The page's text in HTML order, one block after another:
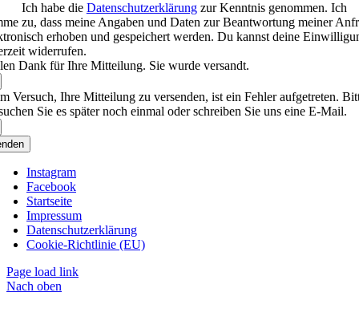
Ich habe die Datenschutzerklärungzur Kenntnis genommen. Ich
zu, dass meine Angaben und Daten zur Beantwortung meiner
erhoben und gespeichert werden. Du kannst deine
widerrufen.
Dank für Ihre Mitteilung. Sie wurde versandt.
Versuch, Ihre Mitteilung zu versenden, ist ein Fehler aufgetreten.
Sie es später noch einmal oder schreiben Sie uns eine E-Mail.
Instagram
Facebook
Startseite
Impressum
Datenschutzerklärung
Cookie-Richtlinie (EU)
Page load link
Nach oben